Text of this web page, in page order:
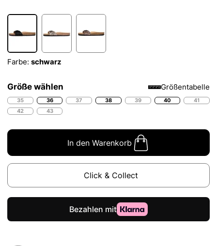
Farbe: schwarz
Größe wählen Größentabelle
35 36 37 38 39 40
41
42
43
In den Warenkorb
Click & Collect